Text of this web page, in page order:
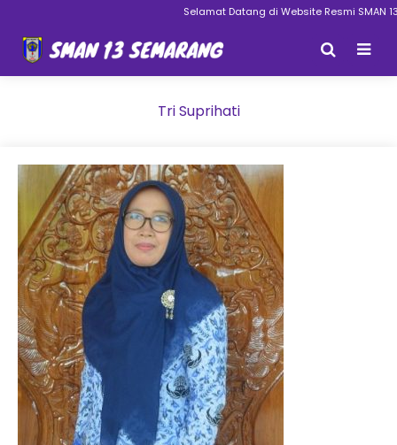
Selamat Datang di Website Resmi SMAN 13
Tri Suprihati